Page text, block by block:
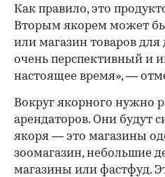
Как правило, это
Вторым якорем может
или магазин товаров
очень перспективный и
настоящее время», —
Вокруг якорного нужно
арендаторов. Они будут
якоря — это магазины
зоомагазин, небольшие
магазины или фастфуд.